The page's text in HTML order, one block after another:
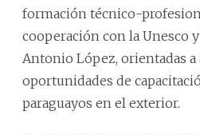
formación técnico-
cooperación con la Unesco y
Antonio López, orientadas a
oportunidades de
paraguayos en el exterior.